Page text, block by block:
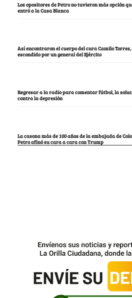
Los opositores de Petro no tuvieron más opción
entró a la Casa Blanca
Así encontraron el cuerpo del cura Camilo Torres,
escondido por un general del Ejército
Regresar a la radio para comentar fútbol, la
contra la depresión
La casona más de 100 años de la embajada de
Petro afinó su cara a cara con Trump